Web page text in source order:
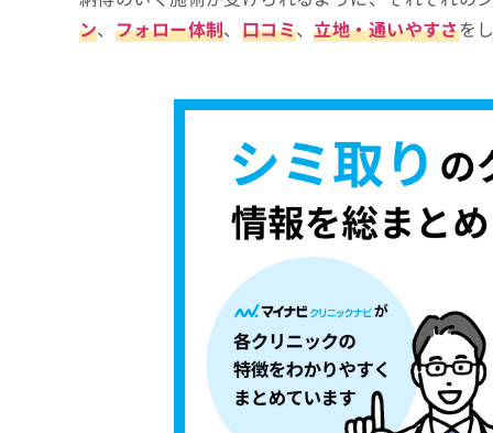
ン、 フォロー体制、 口コミ、立地・通いやすさを